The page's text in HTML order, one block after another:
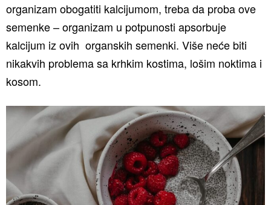
organizam obogatiti kalcijumom, treba da proba ove
semenke – organizam u potpunosti apsorbuje
kalcijum iz ovih organskih semenki. Više neće biti
nikakvih problema sa krhkim kostima, lošim noktima i
kosom.